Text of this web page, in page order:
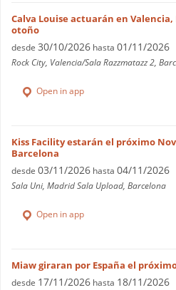
Calva Louise actuarán en
otoño
desde 30/10/2026 hasta 01/11/2026
Rock City, Valencia/Sala Razzmatazz 2,
Open in app
Kiss Facility estarán el próximo
Barcelona
desde 03/11/2026 hasta 04/11/2026
Sala Uni, Madrid Sala Upload, Barcelona
Open in app
Miaw giraran por España el
desde 17/11/2026 hasta 18/11/2026